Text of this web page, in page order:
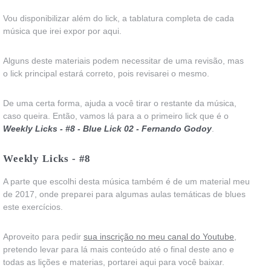
Vou disponibilizar além do lick, a tablatura completa de cada
música que irei expor por aqui.
Alguns deste materiais podem necessitar de uma revisão, mas
o lick principal estará correto, pois revisarei o mesmo.
De uma certa forma, ajuda a você tirar o restante da música,
caso queira. Então, vamos lá para a o primeiro lick que é o
Weekly Licks - #8 - Blue Lick 02 - Fernando Godoy
Weekly Licks - #8
A parte que escolhi desta música também é de um material meu
de 2017, onde preparei para algumas aulas temáticas de blues
este exercícios.
Aproveito para pedir sua inscrição no meu canal do Youtube
pretendo levar para lá mais conteúdo até o final deste ano e
todas as lições e materias, portarei aqui para você baixar.